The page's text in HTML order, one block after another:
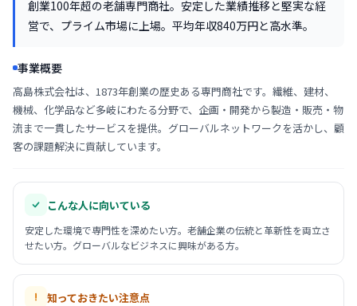
創業100年超の老舗専門商社。安定した業績推移と堅実な経
営で、プライム市場に上場。平均年収840万円と高水準。
事業概要
高島株式会社は、1873年創業の歴史ある専門商社です。繊維、建材、
機械、化学品など多岐にわたる分野で、企画・開発から製造・販売・物
流まで一貫したサービスを提供。グローバルネットワークを活かし、顧
客の課題解決に貢献しています。
こんな人に向いている
安定した環境で専門性を深めたい方。老舗企業の伝統と革新性を両立さ
せたい方。グローバルなビジネスに興味がある方。
知っておきたい注意点